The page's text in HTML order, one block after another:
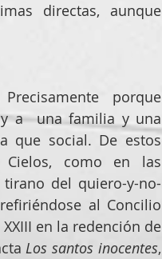
directas, aunque
porque
y a  una familia y una
que social. De estos
como en las
del quiero-y-no-
al Concilio
en la redención de
Los santos inocentes,